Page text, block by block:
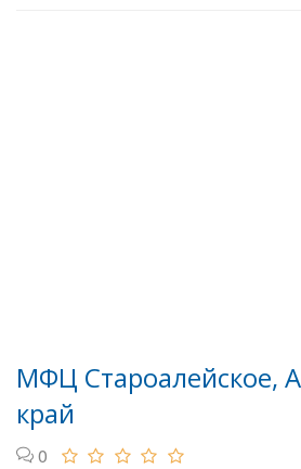
МФЦ Староалейское,
край
0